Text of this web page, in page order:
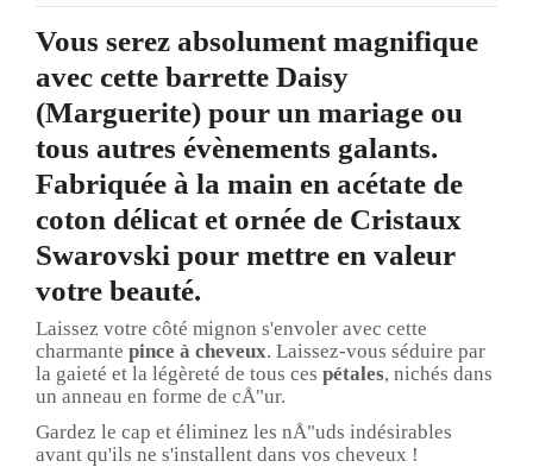
Vous serez absolument magnifique
avec cette barrette Daisy
(Marguerite) pour un mariage ou
tous autres évènements galants.
Fabriquée à la main en acétate de
coton délicat et ornée de Cristaux
Swarovski pour mettre en valeur
votre beauté.
Laissez votre côté mignon s'envoler avec cette
charmante pince à cheveux. Laissez-vous séduire par
la gaieté et la légèreté de tous ces pétales, nichés dans
un anneau en forme de cÅ"ur.
Gardez le cap et éliminez les nÅ"uds indésirables
avant qu'ils ne s'installent dans vos cheveux !